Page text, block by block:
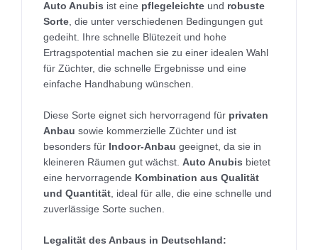
Auto Anubis ist eine pflegeleichte und robuste
Sorte, die unter verschiedenen Bedingungen gut
gedeiht. Ihre schnelle Blütezeit und hohe
Ertragspotential machen sie zu einer idealen Wahl
für Züchter, die schnelle Ergebnisse und eine
einfache Handhabung wünschen.
Diese Sorte eignet sich hervorragend für privaten
Anbau sowie kommerzielle Züchter und ist
besonders für Indoor-Anbau geeignet, da sie in
kleineren Räumen gut wächst. Auto Anubis bietet
eine hervorragende Kombination aus Qualität
und Quantität, ideal für alle, die eine schnelle und
zuverlässige Sorte suchen.
Legalität des Anbaus in Deutschland: